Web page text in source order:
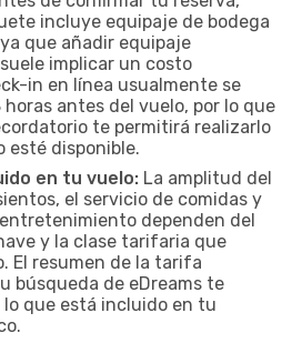
incluye equipaje de bodega
que añadir equipaje
implicar un costo
in en línea usualmente se
antes del vuelo, por lo que
te permitirá realizarlo
esté disponible.
en tu vuelo: La amplitud del
el servicio de comidas y
dependen del
y la clase tarifaria que
El resumen de la tarifa
búsqueda de eDreams te
que está incluido en tu